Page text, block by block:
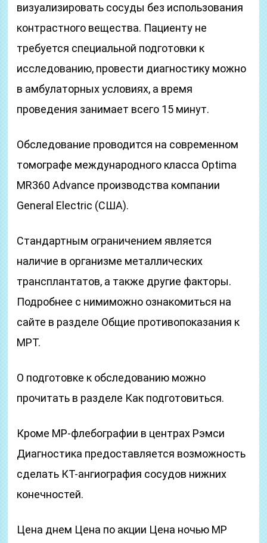
визуализировать сосуды без использования
контрастного вещества. Пациенту не
требуется специальной подготовки к
исследованию, провести диагностику можно
в амбулаторных условиях, а время
проведения занимает всего 15 минут.
Обследование проводится на современном
томографе международного класса Optima
MR360 Advance производства компании
General Electric (США).
Стандартным ограничением является
наличие в организме металлических
трансплантатов, а также другие факторы.
Подробнее с нимиможно ознакомиться на
сайте в разделе Общие противопоказания к
МРТ.
О подготовке к обследованию можно
прочитать в разделе Как подготовиться.
Кроме МР-флебографии в центрах Рэмси
Диагностика предоставляется возможность
сделать КТ-ангиография сосудов нижних
конечностей.
Цена днем Цена по акции Цена ночью МР